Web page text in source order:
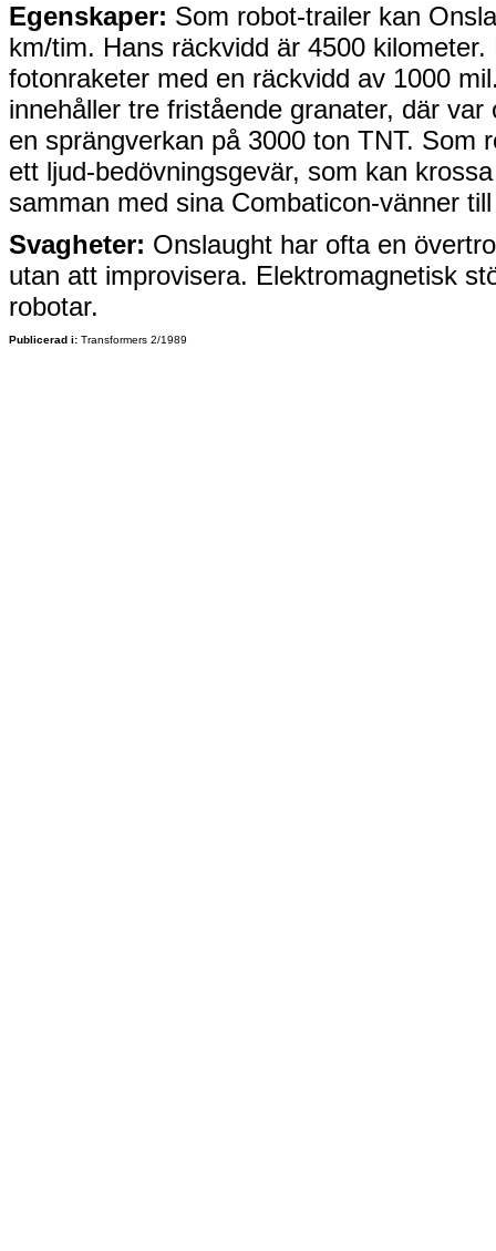
Egenskaper: Som robot-trailer kan
km/tim. Hans räckvidd är 4500
fotonraketer med en räckvidd av 1000
innehåller tre fristående granater, där var
en sprängverkan på 3000 ton TNT. Som
ett ljud-bedövningsgevär, som kan
samman med sina Combaticon-vänner
Svagheter: Onslaught har ofta en
utan att improvisera. Elektromagnetisk
robotar.
Publicerad i: Transformers 2/1989